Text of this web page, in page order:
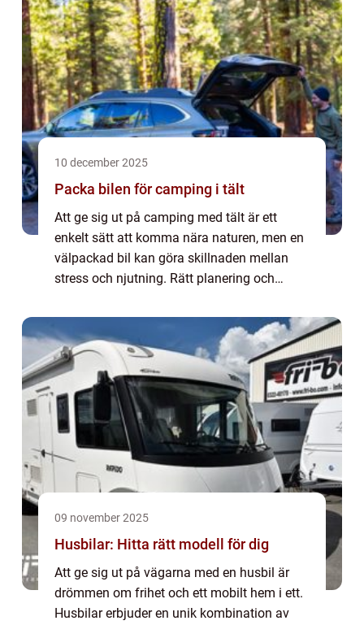
10 december 2025
Packa bilen för camping i tält
Att ge sig ut på camping med tält är ett
enkelt sätt att komma nära naturen, men en
välpackad bil kan göra skillnaden mellan
stress och njutning. Rätt planering och
09 november 2025
Husbilar: Hitta rätt modell för dig
Att ge sig ut på vägarna med en husbil är
drömmen om frihet och ett mobilt hem i ett.
Husbilar erbjuder en unik kombination av